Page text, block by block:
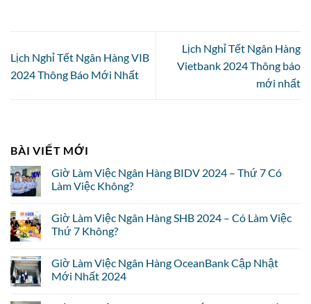
Lịch Nghỉ Tết Ngân Hàng VIB
2024 Thông Báo Mới Nhất
Lịch Nghỉ Tết Ngân Hàng
Vietbank 2024 Thông báo
mới nhất
BÀI VIẾT MỚI
Giờ Làm Việc Ngân Hàng BIDV 2024 – Thứ 7 Có
Làm Việc Không?
Giờ Làm Việc Ngân Hàng SHB 2024 – Có Làm Việc
Thứ 7 Không?
Giờ Làm Việc Ngân Hàng OceanBank Cập Nhật
Mới Nhất 2024